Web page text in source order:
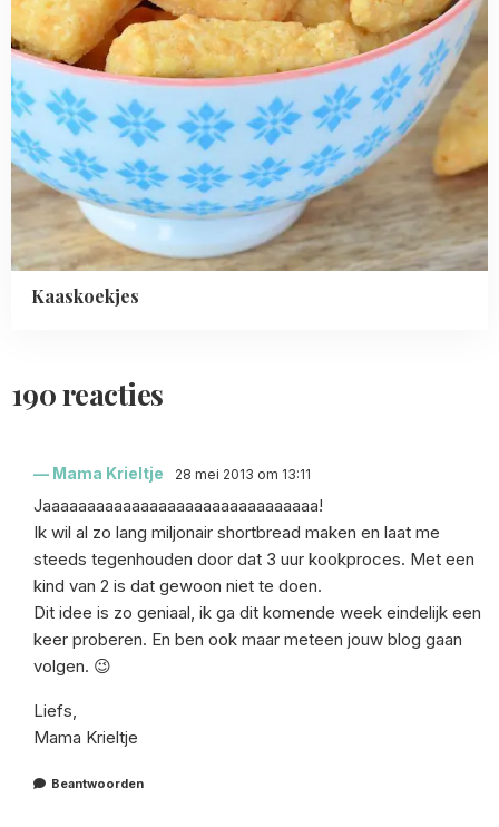
Kaaskoekjes
190 reacties
Mama Krieltje 28 mei 2013 om 13:11
Jaaaaaaaaaaaaaaaaaaaaaaaaaaaaaaa!
Ik wil al zo lang miljonair shortbread maken en laat me
steeds tegenhouden door dat 3 uur kookproces. Met een
kind van 2 is dat gewoon niet te doen.
Dit idee is zo geniaal, ik ga dit komende week eindelijk een
keer proberen. En ben ook maar meteen jouw blog gaan
volgen. 😉
Liefs,
Mama Krieltje
Beantwoorden